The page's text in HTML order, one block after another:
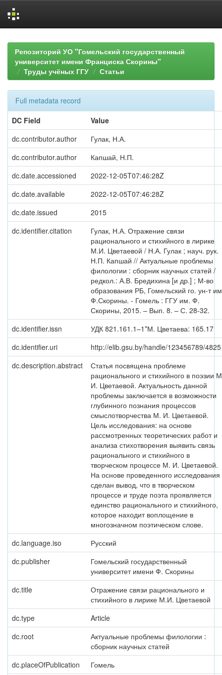
navigationРепозиторий УО "Гомельский государственный
университет имени Франциска Скорины"
Труды учёных ГГУ
Статьи
Full metadata record
DC Field
Value
dc.contributor.author
Гулак, Н.А.
dc.contributor.author
Капшай, Н.П.
dc.date.accessioned
2022-12-05T07:46:28Z
dc.date.available
2022-12-05T07:46:28Z
dc.date.issued
2015
dc.identifier.citation
Гулак, Н.А. Отражение связи
рационального и стихийного в лирике
М.И. Цветаевой / Н.А. Гулак ; науч. рук.
Н.П. Капшай // Актуальные проблемы
филологии : сборник научных статей /
редкол.: А.В. Бредихина [и др.] ; М-во
образования РБ, Гомельский го. ун-т
Ф.Скорины. - Гомель : ГГУ им. Ф.
Скорины, 2015. – Вып. 8. – С. 28-32.
dc.identifier.issn
УДК 821.161.1–1*М. Цветаева: 165.17
dc.identifier.uri
http://elib.gsu.by/handle/123456789/
dc.description.abstract
Статья посвящена проблеме
рационального и стихийного в поэзии
И. Цветаевой. Актуальность данной
проблемы заключается в возможности
глубинного познания процессов
смыслотворчества М. И. Цветаевой.
Цель исследования: на основе
рассмотренных теоретических работ и
анализа стихотворения выявить связь
рационального и стихийного в
творческом процессе М. И. Цветаевой.
На основе проведенного исследования
сделан вывод, что в творческом
процессе и труде поэта проявляется
единство рационального и стихийного,
которое находит воплощение в
многозначном поэтическом слове.
dc.language.iso
Русский
dc.publisher
Гомельский государственный
университет имени Ф. Скорины
dc.title
Отражение связи рационального и
стихийного в лирике М.И. Цветаевой
dc.type
Article
dc.root
Актуальные проблемы филологии :
сборник научных статей
dc.placeOfPublication
Гомель